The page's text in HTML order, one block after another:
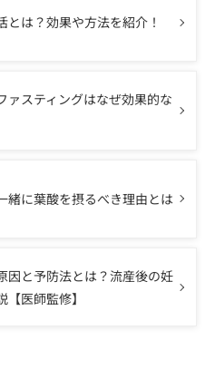
とは？効果や方法を紹介！
ァスティングはなぜ効果的な
緒に葉酸を摂るべき理由とは
因と予防法とは？流産後の妊
【医師監修】